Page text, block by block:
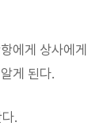
에게 상사에게
게 된다.
.